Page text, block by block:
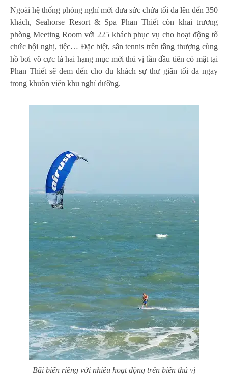
Ngoài hệ thống phòng nghỉ mới đưa sức chứa tối đa lên đến 350
khách, Seahorse Resort & Spa Phan Thiết còn khai trương
phòng Meeting Room với 225 khách phục vụ cho hoạt động tổ
chức hội nghị, tiệc… Đặc biệt, sân tennis trên tầng thượng cùng
hồ bơi vô cực là hai hạng mục mới thú vị lần đầu tiên có mặt tại
Phan Thiết sẽ đem đến cho du khách sự thư giãn tối đa ngay
trong khuôn viên khu nghỉ dưỡng.
Bãi biển riêng với nhiều hoạt động trên biển thú vị